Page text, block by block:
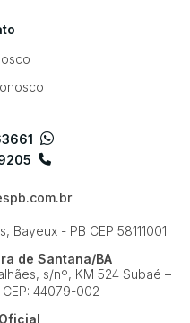
Bayeux - PB CEP 58111001
de Santana/BA
s/nº, KM 524Subaé –
CEP: 44079-002